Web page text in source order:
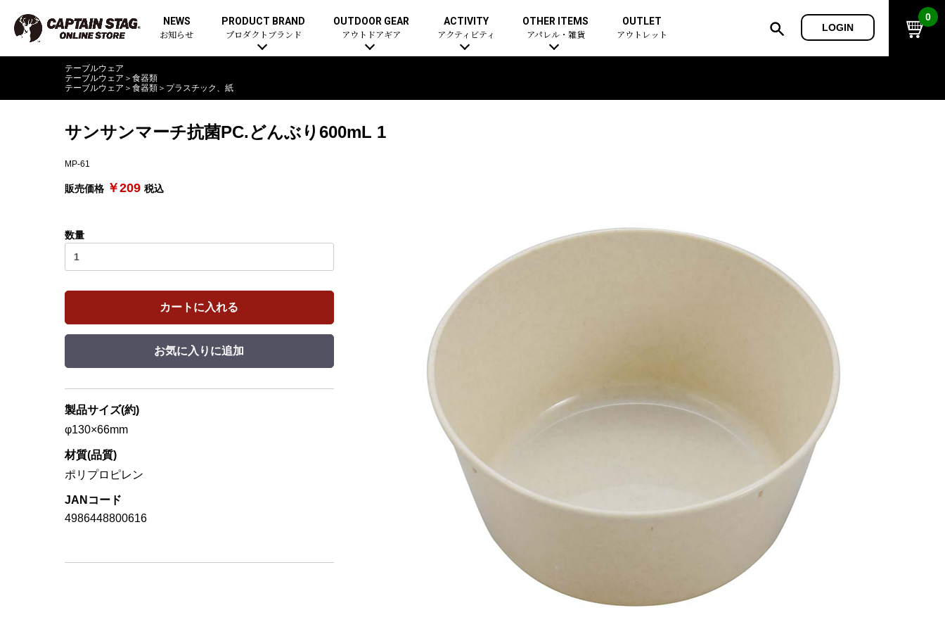
NEWS
お知らせ
PRODUCT BRAND
プロダクトブランド
OUTDOOR GEAR
アウトドアギア
ACTIVITY
アクティビティ
OTHER ITEMS
アパレル・雑貨
OUTLET
アウトレット
LOGIN
0
テーブルウェア
テーブルウェア ＞ 食器類
テーブルウェア ＞ 食器類 ＞ プラスチック、紙
サンサンマーチ抗菌PC.どんぶり600mL 1
MP-61
販売価格 ￥209 税込
数量
カートに入れる
お気に入りに追加
製品サイズ(約)
φ130×66mm
材質(品質)
ポリプロピレン
JANコード
4986448800616